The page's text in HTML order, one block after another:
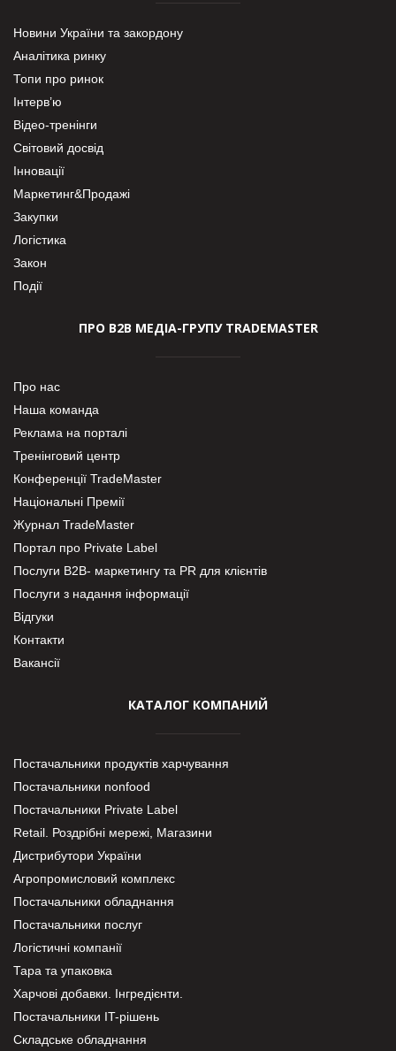
Новини України та закордону
Аналітика ринку
Топи про ринок
Інтерв’ю
Відео-тренінги
Світовий досвід
Інновації
Маркетинг&Продажі
Закупки
Логістика
Закон
Події
ПРО В2В МЕДІА-ГРУПУ TRADEMASTER
Про нас
Наша команда
Реклама на порталі
Тренінговий центр
Конференції TradeMaster
Національні Премії
Журнал TradeMaster
Портал про Private Label
Послуги В2В- маркетингу та PR для клієнтів
Послуги з надання інформації
Відгуки
Контакти
Вакансії
КАТАЛОГ КОМПАНИЙ
Постачальники продуктів харчування
Постачальники nonfood
Постачальники Private Label
Retail. Роздрібні мережі, Магазини
Дистрибутори України
Агропромисловий комплекс
Постачальники обладнання
Постачальники послуг
Логістичні компанії
Тара та упаковка
Харчові добавки. Інгредієнти.
Постачальники IT-рішень
Складське обладнання